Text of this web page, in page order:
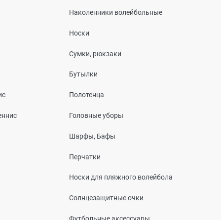
Наколенники волейбольные
Носки
Сумки, рюкзаки
Бутылки
Полотенца
Головные уборы
Шарфы, Бафы
Перчатки
Носки для пляжного волейбола
Солнцезащитные очки
Футбольные аксессуары